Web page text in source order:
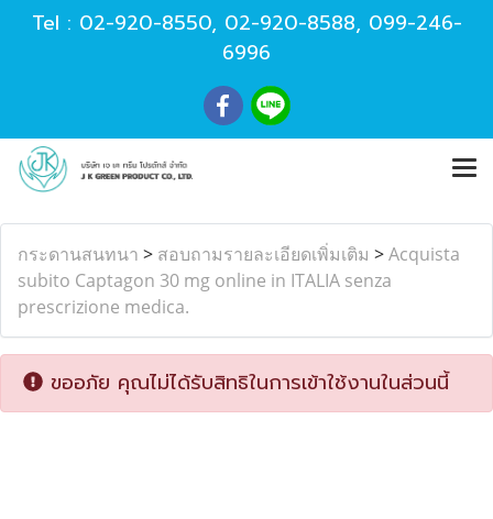
Tel : 02-920-8550, 02-920-8588, 099-246-
6996
กระดานสนทนา > สอบถามรายละเอียดเพิ่มเติม >Acquista
subito Captagon 30 mg online in ITALIA senza
prescrizione medica.
ขออภัย คุณไม่ได้รับสิทธิในการเข้าใช้งานในส่วนนี้